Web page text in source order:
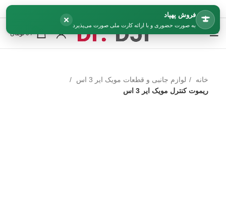
فروش پهپاد
به صورت حضوری و با ارائه کارت ملی صورت می‌پذیرد
×
/
0 تومان
خانه
لوازم جانبی و قطعات مویک ایر 3 اس
ریموت کنترل مویک ایر 3 اس